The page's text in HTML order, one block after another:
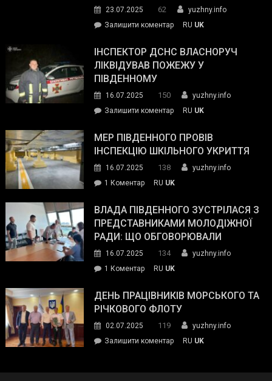
гуманітарну
допомогу
23.07.2025 62
yuzhny.info
Залишити коментарon
провів
нараду
силових
та
органів:
«Наш
спільний
окупанти.
Маємо
діяти
команда
RU UK
ІНСПЕКТОР ДСНС ВЛАСНОРУЧ
ЛІКВІДУВАВ ПОЖЕЖУ У
ПІВДЕННОМУ
16.07.2025 150
yuzhny.info
Залишити коментарon
ДСНС
власноруч
пожежу
у
RU UK
МЕР ПІВДЕННОГО ПРОВІВ
ІНСПЕКЦІЮ ШКІЛЬНОГО УКРИТТЯ
16.07.2025 138
yuzhny.info
1 Коментардо
Південного
провів
інспекцію
RU UK
ВЛАДА ПІВДЕННОГО ЗУСТРІЛАСЯ З
ПРЕДСТАВНИКАМИ МОЛОДІЖНОЇ
РАДИ: ЩО ОБГОВОРЮВАЛИ
16.07.2025 134
yuzhny.info
1 Коментардо
Південного
зустрілася
представниками
молодіжної
RU UK
ДЕНЬ ПРАЦІВНИКІВ МОРСЬКОГО ТА
РІЧКОВОГО ФЛОТУ
02.07.2025 119
yuzhny.info
Залишити коментарon
RU UK